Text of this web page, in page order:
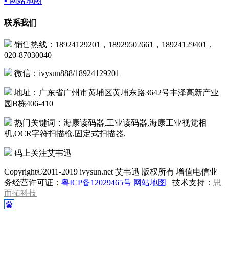
联系我们
销售热线：18924129201，18929502661，18924129401，
020-87030040
微信：ivysun888/18924129201
地址：广东省广州市黄埔区黄埔东路3642号丰泽高新产业
园B栋406-410
热门关键词：海康读码器,工业读码器,海康工业视觉相
机,OCR字符扫描枪,固定式扫描器,
码上关注艾韦迅
Copyright©2011-2019 ivysun.net 艾韦迅 版权所有 增值电信业
务经营许可证： 粤ICP备12029465号 网站地图 技术支持： 思
而拓科技